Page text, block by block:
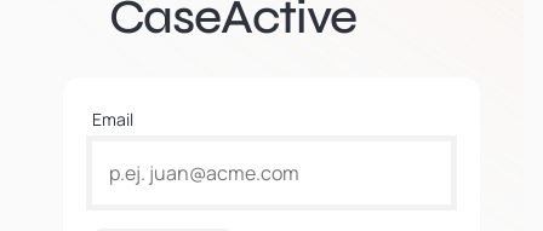
CaseActive
Email